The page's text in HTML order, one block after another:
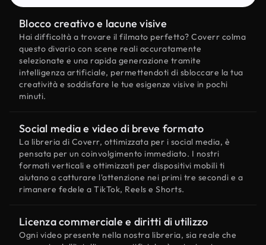
Blocco creativo e lacune visive
Hai difficoltà a trovare il filmato perfetto? Coverr colma
questo divario con scene reali accuratamente
selezionate e una rapida generazione tramite
intelligenza artificiale, permettendoti di sbloccare la tua
creatività e soddisfare le tue esigenze visive in pochi
minuti.
Social media e video di breve formato
La libreria di Coverr, ottimizzata per i social media, è
pensata per un coinvolgimento immediato. I nostri
formati verticali e ottimizzati per dispositivi mobili ti
aiutano a catturare l'attenzione nei primi tre secondi e a
rimanere fedele a TikTok, Reels e Shorts.
Licenza commerciale e diritti di utilizzo
Ogni video presente nella nostra libreria, sia reale che